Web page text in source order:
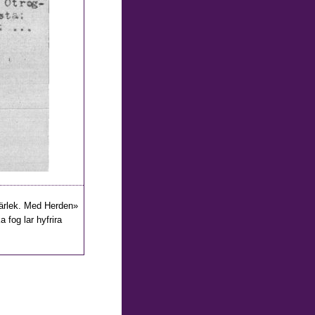
Med Herden»
fog lar hyfrira